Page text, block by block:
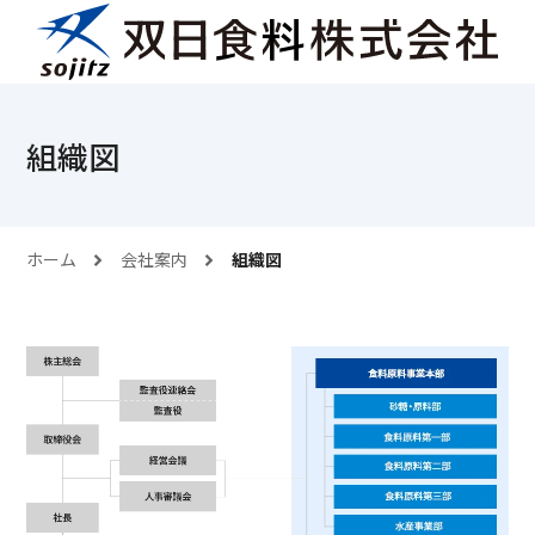
組織図
ホーム 会社案内 組織図